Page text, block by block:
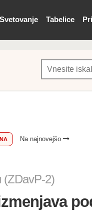
Svetovanje Tabelice
Na najnovejšo
(ZDavP-2)